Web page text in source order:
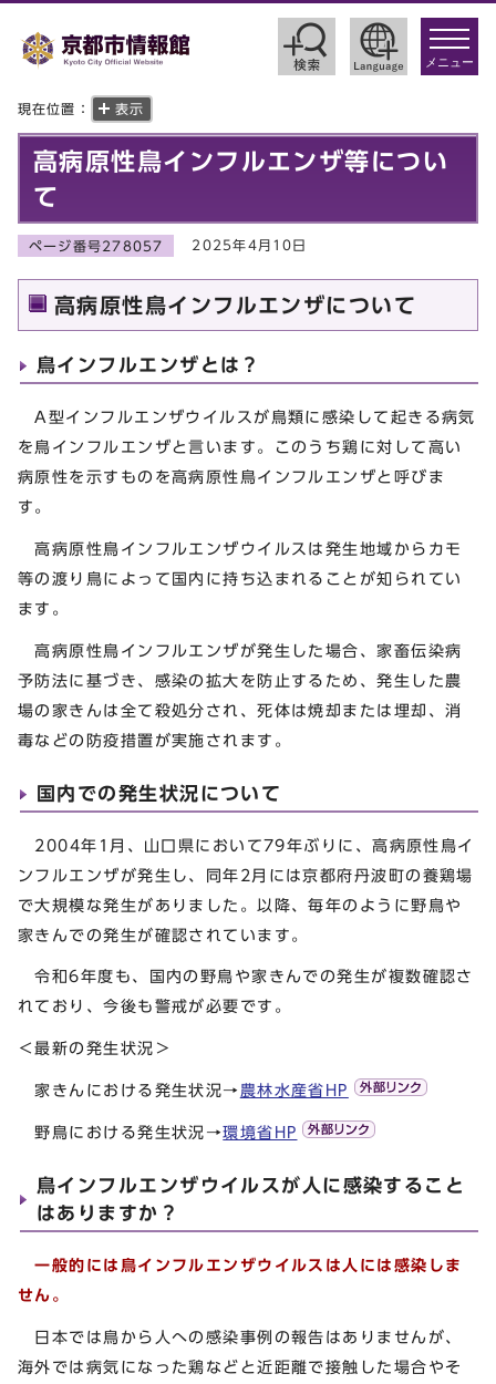
toggle
メニュー
現在位置： 表示
高病原性鳥インフルエンザ等につい
て
ページ番号278057 2025年4月10日
高病原性鳥インフルエンザについて
鳥インフルエンザとは？
A型インフルエンザウイルスが鳥類に感染して起きる病気
を鳥インフルエンザと言います。このうち鶏に対して高い
病原性を示すものを高病原性鳥インフルエンザと呼びま
す。
高病原性鳥インフルエンザウイルスは発生地域からカモ
等の渡り鳥によって国内に持ち込まれることが知られてい
ます。
高病原性鳥インフルエンザが発生した場合、家畜伝染病
予防法に基づき、感染の拡大を防止するため、発生した農
場の家きんは全て殺処分され、死体は焼却または埋却、消
毒などの防疫措置が実施されます。
国内での発生状況について
2004年1月、山口県において79年ぶりに、高病原性鳥イ
ンフルエンザが発生し、同年2月には京都府丹波町の養鶏場
で大規模な発生がありました。以降、毎年のように野鳥や
家きんでの発生が確認されています。
令和6年度も、国内の野鳥や家きんでの発生が複数確認さ
れており、今後も警戒が必要です。
＜最新の発生状況＞
家きんにおける発生状況→ 農林水産省HP
野鳥における発生状況→環境省HP
鳥インフルエンザウイルスが人に感染すること
はありますか？
一般的には鳥インフルエンザウイルスは人には感染しま
せん。
日本では鳥から人への感染事例の報告はありませんが、
海外では病気になった鶏などと近距離で接触した場合やそ